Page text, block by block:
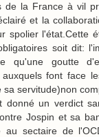
de la France à vil
et la
spolier l'état.Cette
soit dit:
qu'une goutte
auxquels font face
sa servitude)non
donné un verdict
Jospin et sa
au sectaire de